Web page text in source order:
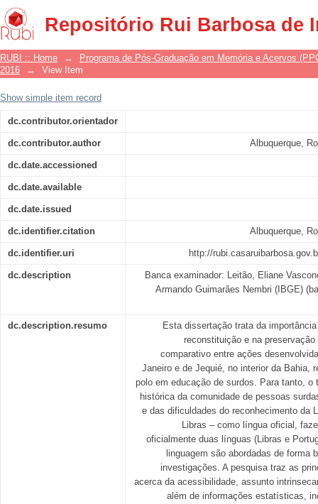
Repositório Rui Barbosa de
As vozes e a memória do silêncio:
reconstituição e na preservação da
RUBI :: Home →
Programa de Pós-Graduação em Memória e Acervos
2016
→ View Item
Show simple item record
dc.contributor.orientador
dc.contributor.author Albuquerque,
dc.date.accessioned
dc.date.available
dc.date.issued
dc.identifier.citation Albuquerque,
dc.identifier.uri http://
dc.description
Banca examinador: Leitão, Eliane
Armando Guimarães Nembri (IBGE)
dc.description.resumo
Esta dissertação trata da
reconstituição e na
comparativo entre ações
Janeiro e de Jequié, no interior da Bahia,
polo em educação de surdos. Para tanto, o
histórica da comunidade de pessoas
e das dificuldades do reconhecimento da
Libras – como língua oficial,
oficialmente duas línguas (Libras e
linguagem são abordadas de forma
investigações. A pesquisa traz as
acerca da acessibilidade, assunto
além de informações estatísticas,